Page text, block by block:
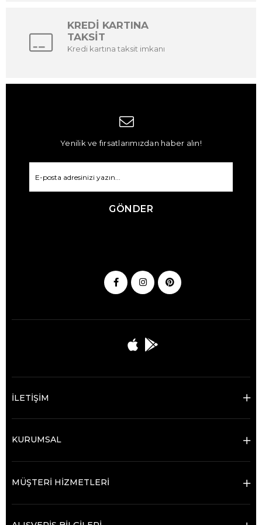
KREDİ KARTINA
TAKSİT
Kredi kartına taksit imkanı
Yenilik ve fırsatlarımızdan haber alın!
GÖNDER
İLETİŞİM
KURUMSAL
MÜŞTERİ HİZMETLERİ